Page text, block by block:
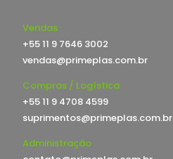
Vendas
+55 11 9 7646 3002
vendas@primeplas.com.br
Compras / Logística
+55 11 9 4708 4599
suprimentos@primeplas.com.br
Administração